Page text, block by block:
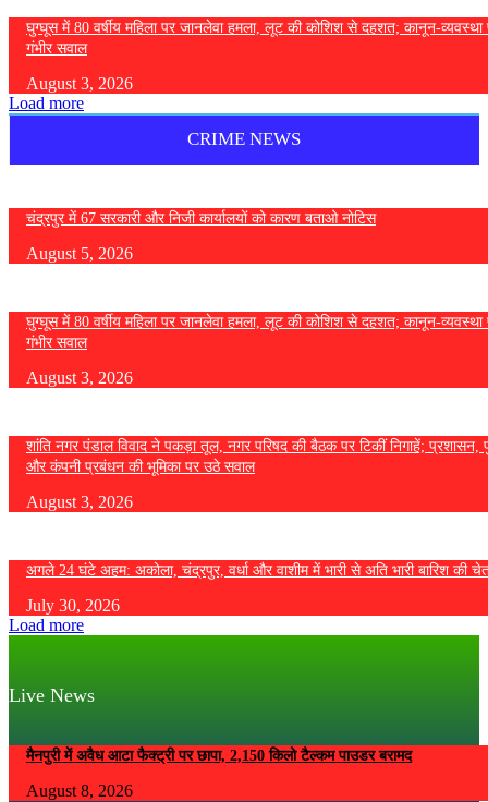
घुग्घूस में 80 वर्षीय महिला पर जानलेवा हमला, लूट की कोशिश से दहशत; कानून-व्यवस्था
गंभीर सवाल
August 3, 2026
Load more
CRIME NEWS
चंद्रपुर में 67 सरकारी और निजी कार्यालयों को कारण बताओ नोटिस
August 5, 2026
घुग्घूस में 80 वर्षीय महिला पर जानलेवा हमला, लूट की कोशिश से दहशत; कानून-व्यवस्था
गंभीर सवाल
August 3, 2026
शांति नगर पंडाल विवाद ने पकड़ा तूल, नगर परिषद की बैठक पर टिकीं निगाहें; प्रशासन,
और कंपनी प्रबंधन की भूमिका पर उठे सवाल
August 3, 2026
अगले 24 घंटे अहम: अकोला, चंद्रपुर, वर्धा और वाशीम में भारी से अति भारी बारिश की
July 30, 2026
Load more
Live News
मैनपुरी में अवैध आटा फैक्ट्री पर छापा, 2,150 किलो टैल्कम पाउडर बरामद
August 8, 2026